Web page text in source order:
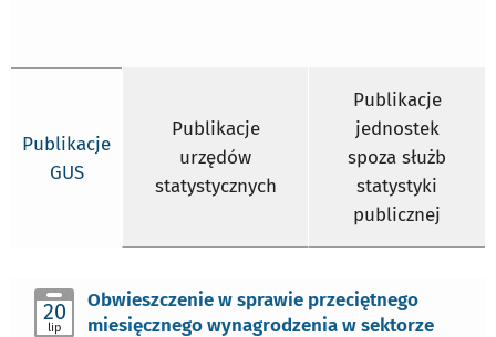
Publikacje
GUS
Publikacje
urzędów
statystycznych
Publikacje
jednostek
spoza służb
statystyki
publicznej
20
lip
Obwieszczenie w sprawie przeciętnego
miesięcznego wynagrodzenia w sektorze